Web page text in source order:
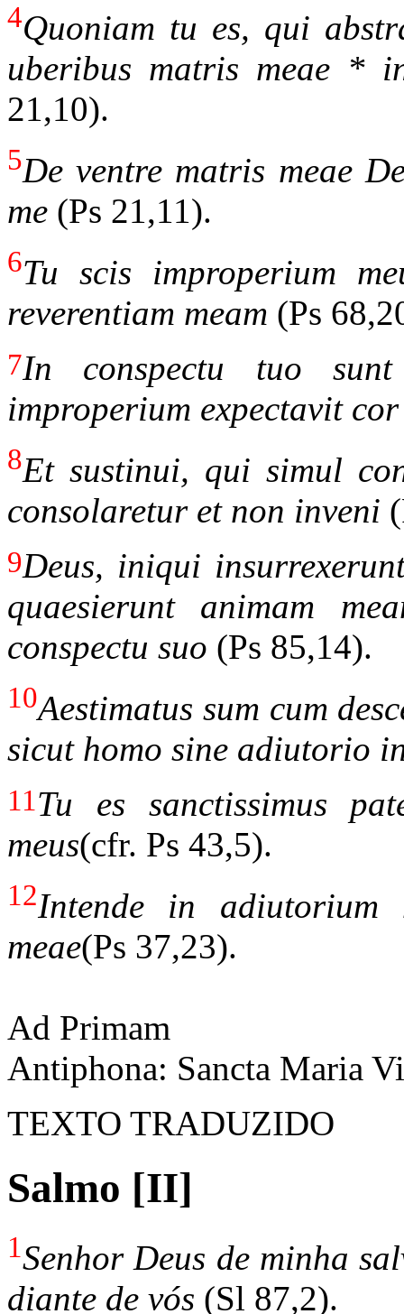
4Quoniam tu es, qui
uberibus matris meae *
21,10).
5De ventre matris meae
me (Ps 21,11).
6Tu scis improperium
reverentiam meam (Ps
7In conspectu tuo
improperium expectavit
8Et sustinui, qui simul
consolaretur et non inveni
9Deus, iniqui
quaesierunt animam
conspectu suo (Ps 85,14).
10Aestimatus sum cum
sicut homo sine adiutorio
11Tu es sanctissimus
meus(cfr. Ps 43,5).
12Intende in adiutorium
meae(Ps 37,23).
Ad Primam
Antiphona: Sancta Maria
TEXTO TRADUZIDO
Salmo [II]
1Senhor Deus de minha
diante de vós (Sl 87,2).